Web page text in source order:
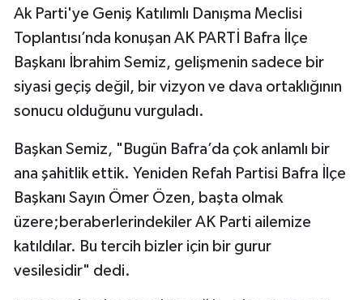
Ak Parti'ye Geniş Katılımlı Danışma Meclisi
Toplantısı’nda konuşan AK PARTİ Bafra İlçe
Başkanı İbrahim Semiz, gelişmenin sadece bir
siyasi geçiş değil, bir vizyon ve dava ortaklığının
sonucu olduğunu vurguladı.
Başkan Semiz, "Bugün Bafra’da çok anlamlı bir
ana şahitlik ettik. Yeniden Refah Partisi Bafra İlçe
Başkanı Sayın Ömer Özen, başta olmak
üzere;beraberlerindekiler AK Parti ailemize
katıldılar. Bu tercih bizler için bir gurur
vesilesidir" dedi.